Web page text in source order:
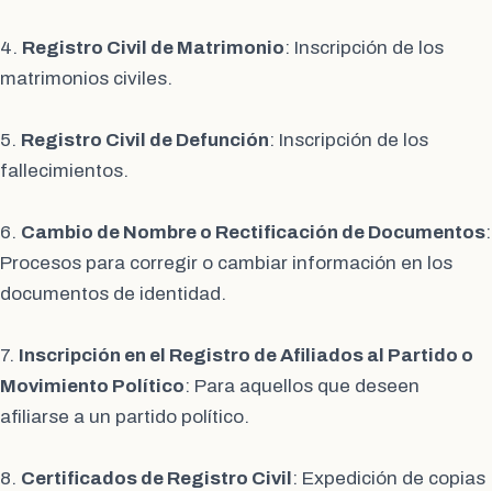
4. Registro Civil de Matrimonio: Inscripción de los
matrimonios civiles.
5. Registro Civil de Defunción: Inscripción de los
fallecimientos.
6. Cambio de Nombre o Rectificación de Documentos:
Procesos para corregir o cambiar información en los
documentos de identidad.
7. Inscripción en el Registro de Afiliados al Partido o
Movimiento Político: Para aquellos que deseen
afiliarse a un partido político.
8. Certificados de Registro Civil : Expedición de copias